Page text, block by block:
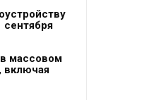
сентября
массовом
включая